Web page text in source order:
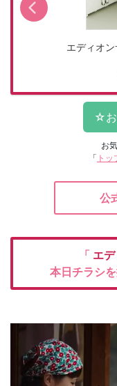
エディオ
お
「 トッ
公
「 エ
本日チラシ